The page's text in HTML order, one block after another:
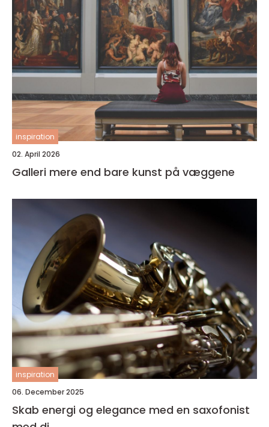
inspiration
02. April 2026
Galleri mere end bare kunst på væggene
inspiration
06. December 2025
Skab energi og elegance med en saxofonist